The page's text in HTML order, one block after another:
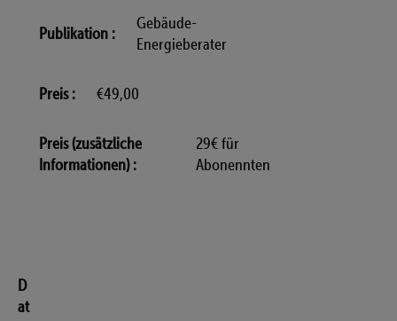
Publikation
Gebäude-
Energieberater
Preis €49,00
Preis (zusätzliche
Informationen)
29€ für
Abonennten
D
at